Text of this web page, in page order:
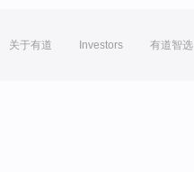
关于有道 Investors 有道智选